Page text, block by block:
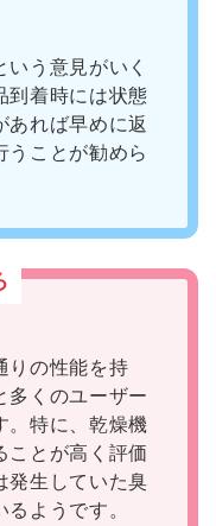
う意見がいく
到着時には状態
あれば早めに返
うことが勧めら
りの性能を持
多くのユーザー
。特に、乾燥機
ことが高く評価
発生していた臭
ようです。